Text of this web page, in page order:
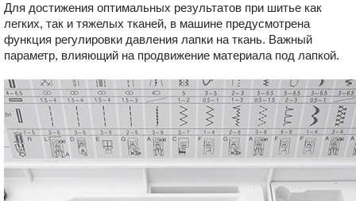
Для достижения оптимальных результатов при шитье как
легких, так и тяжелых тканей, в машине предусмотрена
функция регулировки давления лапки на ткань. Важный
параметр, влияющий на продвижение материала под лапкой.